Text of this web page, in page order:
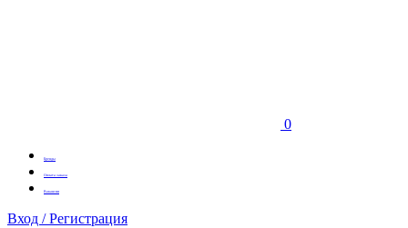
0
Бренды
Оплата заказа
Вакансии
Вход / Регистрация